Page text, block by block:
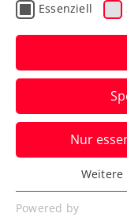
Zverev
bei den
2025 zu
Ein
Tennisfans
des ATP-
Verfasst von:
Essenziell
Nur
Essenziell
Essenzielle
Powered by